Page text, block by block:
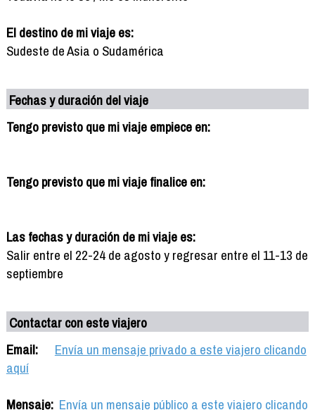
El destino de mi viaje es:
Sudeste de Asia o Sudamérica
Fechas y duración del viaje
Tengo previsto que mi viaje empiece en:
Tengo previsto que mi viaje finalice en:
Las fechas y duración de mi viaje es:
Salir entre el 22-24 de agosto y regresar entre el 11-13 de
septiembre
Contactar con este viajero
Email:
Envía un mensaje privado a este viajero clicando
aquí
Mensaje: Envía un mensaje público a este viajero clicando